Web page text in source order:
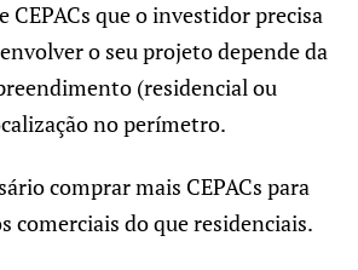
CEPACs que o investidor precisa
o seu projeto depende da
(residencial ou
no perímetro.
comprar mais CEPACs para
comerciais do que residenciais.